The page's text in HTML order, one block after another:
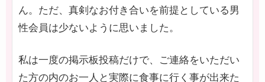
ん。ただ、真剣なお付き合いを前提としている男
性会員は少ないように思いました。
私は一度の掲示板投稿だけで、ご連絡をいただい
た方の内のお一人と実際に食事に行く事が出来た